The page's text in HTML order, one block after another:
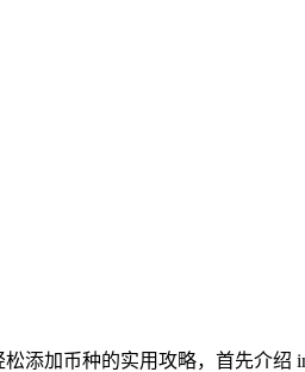
添加币种的实用攻略，首先介